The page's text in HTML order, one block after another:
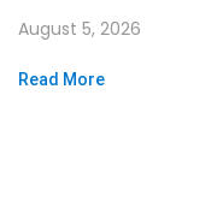
August 5, 2026
Read More